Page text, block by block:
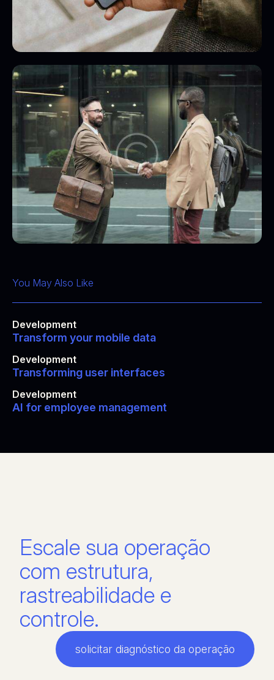
You May Also Like
Development
Transform your mobile data
Development
Transforming user interfaces
Development
AI for employee management
Escale sua operação
com estrutura,
rastreabilidade e
controle.
solicitar diagnóstico da operação